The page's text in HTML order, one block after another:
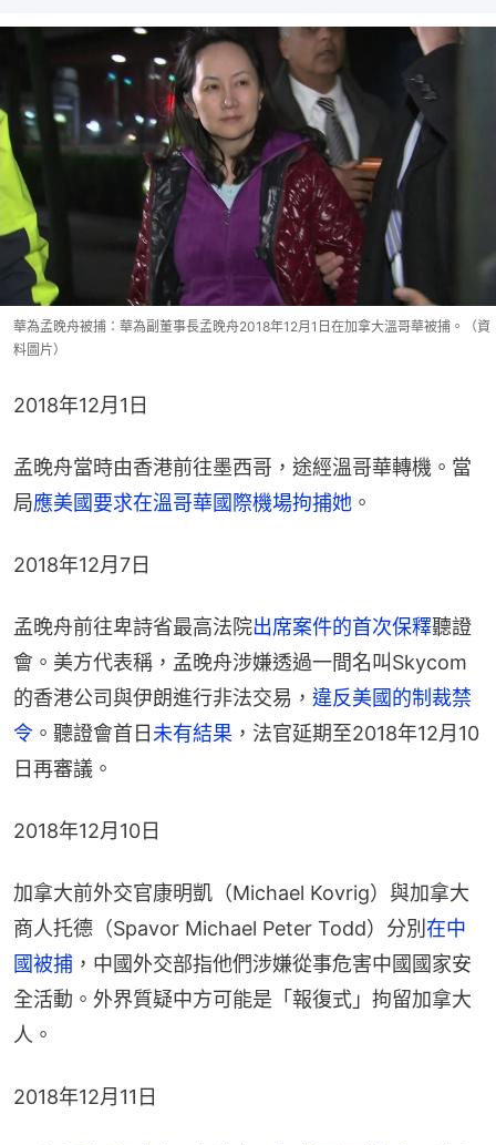
華為孟晚舟被捕：華為副董事長孟晚舟2018年12月1日在加拿大溫哥華被捕。（資
料圖片）
2018年12月1日
孟晚舟當時由香港前往墨西哥，途經溫哥華轉機。當
局應美國要求在溫哥華國際機場拘捕她 。
2018年12月7日​
孟晚舟前往卑詩省最高法院出席案件的首次保釋聽證
會。美方代表稱，孟晚舟涉嫌透過一間名叫Skycom
的香港公司與伊朗進行非法交易， 違反美國的制裁禁
令 。聽證會首日未有結果 ，法官延期至2018年12月10
日再審議。
2018年12月10日​
加拿大前外交官康明凱（Michael Kovrig）與加拿大
商人托德（Spavor Michael Peter Todd）分別 在中
國被捕 ，中國外交部指他們涉嫌從事危害中國國家安
全活動。外界質疑中方可能是「報復式」拘留加拿大
人。
2018年12月11日​